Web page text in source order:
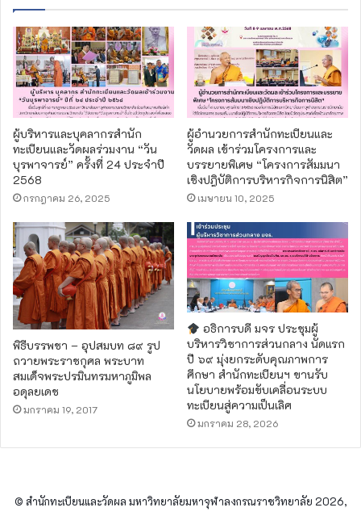
ผู้บริหารและบุคลากรสำนัก
ทะเบียนและวัดผลร่วมงาน “วัน
บุรพาจารย์” ครั้งที่ 24 ประจำปี
2568
กรกฎาคม 26, 2025
ผู้อำนวยการสำนักทะเบียนและ
วัดผล เข้าร่วมโครงการและ
บรรยายพิเศษ “โครงการสัมมนา
เชิงปฎิบัติการบริหารกิจการนิสิต”
เมษายน 10, 2025
พิธีบรรพชา – อุปสมบท ๘๙ รูป
ถวายพระราชกุศล พระบาท
สมเด็จพระปรมินทรมหาภูมิพล
อดุลยเดช
มกราคม 19, 2017
อธิการบดี มจร ประชุมผู้
บริหารวิชาการส่วนกลาง นัดแรก
ปี ๖๙ มุ่งยกระดับคุณภาพการ
ศึกษา สำนักทะเบียนฯ ขานรับ
นโยบายพร้อมขับเคลื่อนระบบ
ทะเบียนสู่ความเป็นเลิศ
มกราคม 28, 2026
© สำนักทะเบียนและวัดผล มหาวิทยาลัยมหาจุฬาลงกรณราชวิทยาลัย 2026,